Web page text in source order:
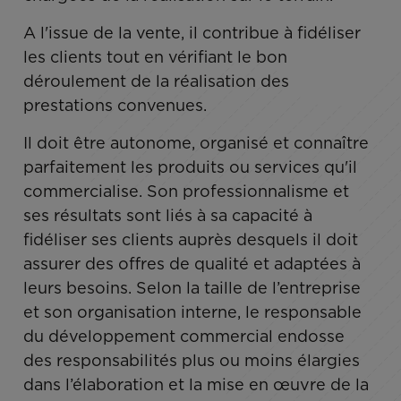
A l'issue de la vente, il contribue à fidéliser
les clients tout en vérifiant le bon
déroulement de la réalisation des
prestations convenues.
Il doit être autonome, organisé et connaître
parfaitement les produits ou services qu'il
commercialise. Son professionnalisme et
ses résultats sont liés à sa capacité à
fidéliser ses clients auprès desquels il doit
assurer des offres de qualité et adaptées à
leurs besoins. Selon la taille de l’entreprise
et son organisation interne, le responsable
du développement commercial endosse
des responsabilités plus ou moins élargies
dans l’élaboration et la mise en œuvre de la